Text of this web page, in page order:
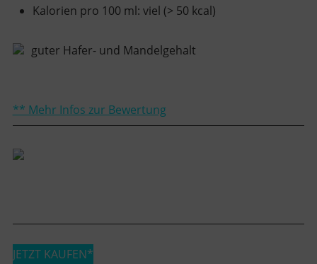
Kalorien pro 100 ml: viel (> 50 kcal)
guter Hafer- und Mandelgehalt
** Mehr Infos zur Bewertung
JETZT KAUFEN*